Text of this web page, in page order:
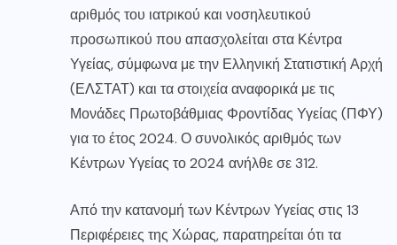
αριθμός του ιατρικού και νοσηλευτικού
προσωπικού που απασχολείται στα Κέντρα
Υγείας, σύμφωνα με την Ελληνική Στατιστική Αρχή
(ΕΛΣΤΑΤ) και τα στοιχεία αναφορικά με τις
Μονάδες Πρωτοβάθμιας Φροντίδας Υγείας (ΠΦΥ)
για το έτος 2024. Ο συνολικός αριθμός των
Κέντρων Υγείας το 2024 ανήλθε σε 312.
Από την κατανομή των Κέντρων Υγείας στις 13
Περιφέρειες της Χώρας, παρατηρείται ότι τα